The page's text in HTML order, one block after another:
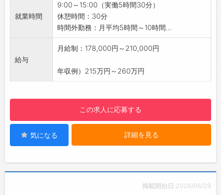
【おすすめポイント】
・ホテル清掃やルームメイク未経験でもスター
トOK！
・普段の家事スキル（掃除・整理整頓）がその
・プロの清掃テクニックや効率的な家事のコツ
境です♪
【未経験OK！】
・清掃の手順やベッドメイクのコツなど、基礎
からしっかり指導します◎
【職場の雰囲気】
大切にしています◎
・分からないことや確認事項も相談しやすい環
就業時間
9:00～15:00（実働5時間30分）
休憩時間：30分
時間外勤務：月平均5時間～10時間...
給与
月給制：178,000円～210,000円
年収例）215万円～260万円
この求人に応募する
気になる 詳細を見る
掲載開始日:2026/06/29